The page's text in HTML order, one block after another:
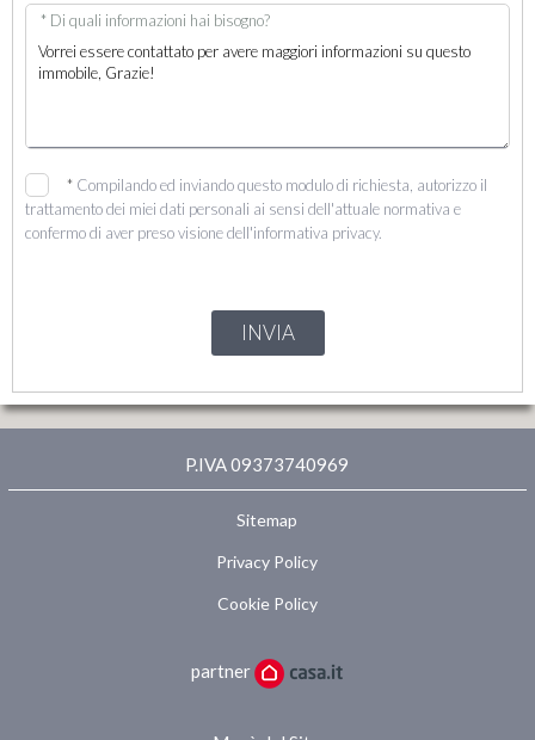
* Di quali informazioni hai bisogno?
* Compilando ed inviando questo modulo di richiesta, autorizzo il
trattamento dei miei dati personali ai sensi dell'attuale normativa e
confermo di aver preso visione dell'informativa privacy.
INVIA
P.IVA 09373740969
Sitemap
Privacy Policy
Cookie Policy
partner